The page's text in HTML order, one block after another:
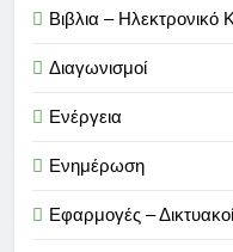
Βιβλια –
Διαγωνισμοί
Ενέργεια
Ενημέρωση
Εφαρμογές –